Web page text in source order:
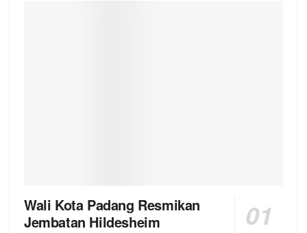
Wali Kota Padang Resmikan
Jembatan Hildesheim